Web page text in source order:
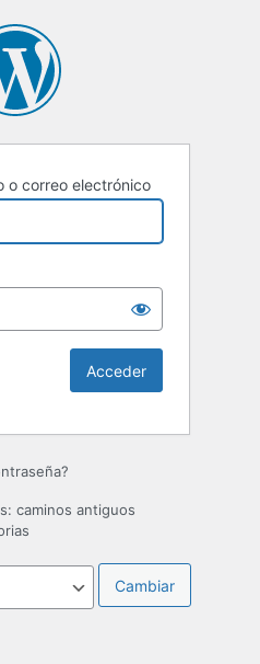
o correo electrónico
caminos antiguos